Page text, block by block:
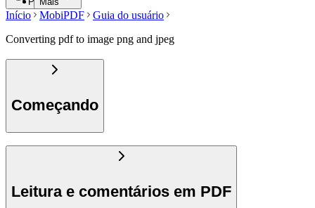
Início MobiPDF
Guia do usuário
Converting pdf to image png and jpeg
Começando
Leitura e comentários em PDF